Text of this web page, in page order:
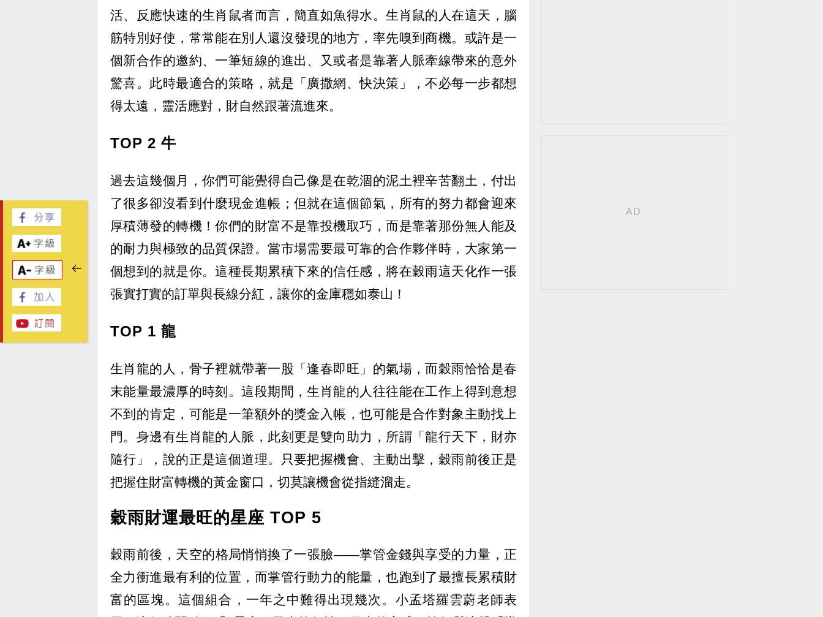
活、反應快速的生肖鼠者而言，簡直如魚得水。生肖鼠的人在這天，腦
筋特別好使，常常能在別人還沒發現的地方，率先嗅到商機。或許是一
個新合作的邀約、一筆短線的進出、又或者是靠著人脈牽線帶來的意外
驚喜。此時最適合的策略，就是「廣撒網、快決策」，不必每一步都想
得太遠，靈活應對，財自然跟著流進來。
TOP 2 牛
過去這幾個月，你們可能覺得自己像是在乾涸的泥土裡辛苦翻土，付出
了很多卻沒看到什麼現金進帳；但就在這個節氣，所有的努力都會迎來
厚積薄發的轉機！你們的財富不是靠投機取巧，而是靠著那份無人能及
的耐力與極致的品質保證。當市場需要最可靠的合作夥伴時，大家第一
個想到的就是你。這種長期累積下來的信任感，將在穀雨這天化作一張
張實打實的訂單與長線分紅，讓你的金庫穩如泰山！
TOP 1 龍
生肖龍的人，骨子裡就帶著一股「逢春即旺」的氣場，而穀雨恰恰是春
末能量最濃厚的時刻。這段期間，生肖龍的人往往能在工作上得到意想
不到的肯定，可能是一筆額外的獎金入帳，也可能是合作對象主動找上
門。身邊有生肖龍的人脈，此刻更是雙向助力，所謂「龍行天下，財亦
隨行」，說的正是這個道理。只要把握機會、主動出擊，穀雨前後正是
把握住財富轉機的黃金窗口，切莫讓機會從指縫溜走。
穀雨財運最旺的星座 TOP 5
穀雨前後，天空的格局悄悄換了一張臉——掌管金錢與享受的力量，正
全力衝進最有利的位置，而掌管行動力的能量，也跑到了最擅長累積財
富的區塊。這個組合，一年之中難得出現幾次。小孟塔羅雲蔚老師表